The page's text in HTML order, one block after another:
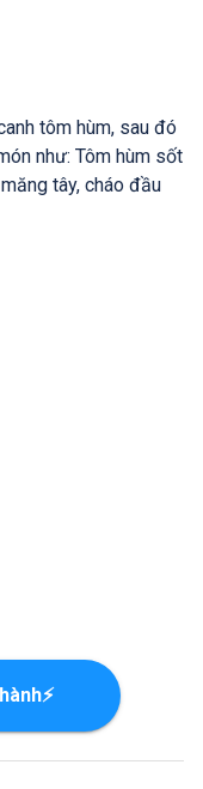
tôm hùm, sau đó
như: Tôm hùm sốt
tây, cháo đầu